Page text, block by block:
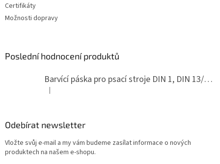
Certifikáty
Možnosti dopravy
Poslední hodnocení produktů
Barvící páska pro psací stroje DIN 1, DIN 13/10, LAND, PA červenočerná
Hodnocení produktu je 5 z 5 hvězdiček.
|
Odebírat newsletter
Vložte svůj e-mail a my vám budeme zasílat informace o nových
produktech na našem e-shopu.